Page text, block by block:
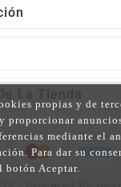
propias y de
proporcionar
mediante el
Para dar su
botón Aceptar.